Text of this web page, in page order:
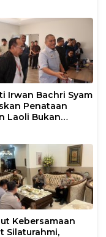
Irwan Bachri Syam
Penataan
Laoli Bukan
Kebersamaan
Silaturahmi,